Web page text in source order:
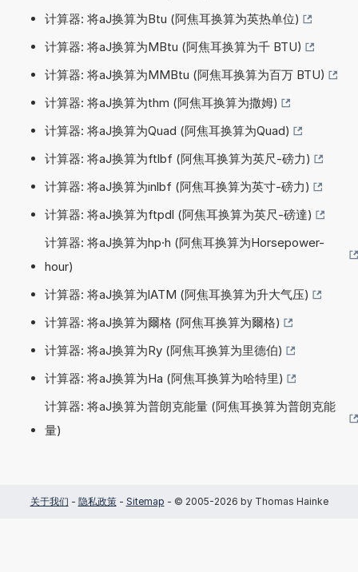
计算器: 将aJ换算为Btu (阿焦耳换算为英热单位)
计算器: 将aJ换算为MBtu (阿焦耳换算为千 BTU)
计算器: 将aJ换算为MMBtu (阿焦耳换算为百万 BTU)
计算器: 将aJ换算为thm (阿焦耳换算为撒姆)
计算器: 将aJ换算为Quad (阿焦耳换算为Quad)
计算器: 将aJ换算为ftlbf (阿焦耳换算为英尺-磅力)
计算器: 将aJ换算为inlbf (阿焦耳换算为英寸-磅力)
计算器: 将aJ换算为ftpdl (阿焦耳换算为英尺-磅達)
计算器: 将aJ换算为hp·h (阿焦耳换算为Horsepower-
hour)
计算器: 将aJ换算为lATM (阿焦耳换算为升大气压)
计算器: 将aJ换算为爾格 (阿焦耳换算为爾格)
计算器: 将aJ换算为Ry (阿焦耳换算为里德伯)
计算器: 将aJ换算为Ha (阿焦耳换算为哈特里)
计算器: 将aJ换算为普朗克能量 (阿焦耳换算为普朗克能
量)
关于我们 - 隐私政策- Sitemap - © 2005-2026 by Thomas Hainke